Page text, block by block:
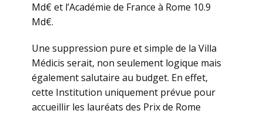
Md€ et l’Académie de France à Rome 10.9
Md€.
Une suppression pure et simple de la Villa
Médicis serait, non seulement logique mais
également salutaire au budget. En effet,
cette Institution uniquement prévue pour
accueillir les lauréats des Prix de Rome